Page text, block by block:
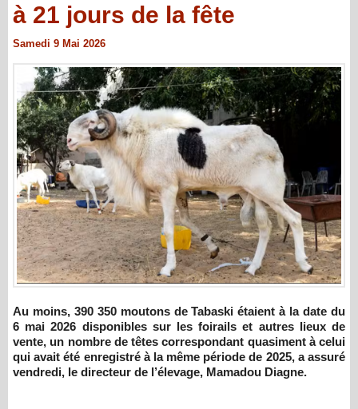
à 21 jours de la fête
Samedi 9 Mai 2026
Au moins, 390 350 moutons de Tabaski étaient à la date du
6 mai 2026 disponibles sur les foirails et autres lieux de
vente, un nombre de têtes correspondant quasiment à celui
qui avait été enregistré à la même période de 2025, a assuré
vendredi, le directeur de l’élevage, Mamadou Diagne.